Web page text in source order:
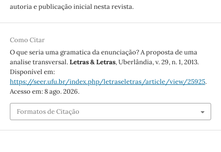
autoria e publicação inicial nesta revista.
Como Citar
O que seria uma gramatica da enunciação? A proposta de uma
analise transversal.Letras & Letras, Uberlândia, v. 29, n. 1, 2013.
Disponível em:
https://seer.ufu.br/index.php/letraseletras/article/view/25925.
Acesso em: 8 ago. 2026.
Formatos de Citação